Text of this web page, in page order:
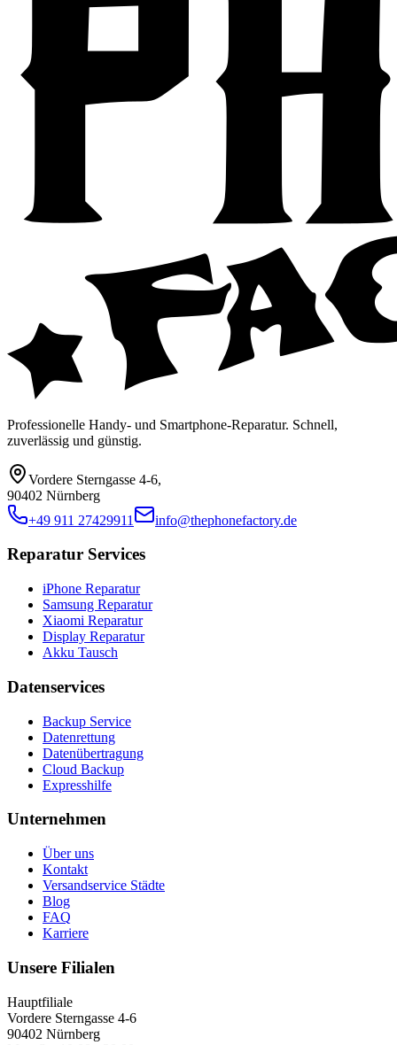
Professionelle Handy- und Smartphone-Reparatur. Schnell,
zuverlässig und günstig.
Vordere Sterngasse 4-6,
90402 Nürnberg
+49 911 27429911
info@thephonefactory.de
Reparatur Services
iPhone Reparatur
Samsung Reparatur
Xiaomi Reparatur
Display Reparatur
Akku Tausch
Datenservices
Backup Service
Datenrettung
Datenübertragung
Cloud Backup
Expresshilfe
Unternehmen
Über uns
Kontakt
Versandservice Städte
Blog
FAQ
Karriere
Unsere Filialen
Hauptfiliale
Vordere Sterngasse 4-6
90402 Nürnberg